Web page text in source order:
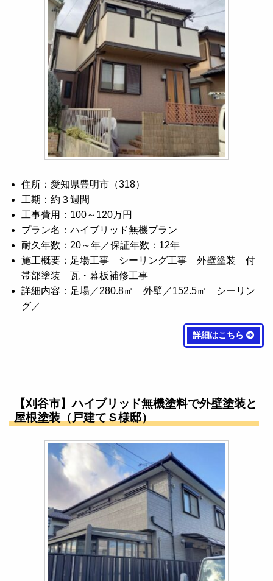
住所：愛知県豊明市（318）
工期：約３週間
工事費用：100～120万円
プラン名：ハイブリッド無機プラン
耐久年数：20～年／保証年数：12年
施工概要：足場工事 シーリング工事 外壁塗装 付
帯部塗装 瓦・幕板補修工事
詳細内容：足場／280.8㎡ 外壁／152.5㎡ シーリン
グ／
詳細はこちら
【刈谷市】ハイブリッド無機塗料で外壁塗装と
屋根塗装（戸建てＳ様邸）